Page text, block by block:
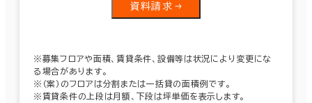
資料請求
※募集フロアや面積、賃貸条件、設備等は状況により変更にな
る場合があります。
※（案）のフロアは分割または一括貸の面積例です。
※賃貸条件の上段は月額、下段は坪単価を表示します。